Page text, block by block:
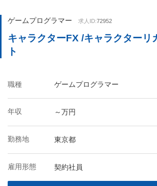
ゲームプログラマー 求人ID:72952
キャラクターFX /キャラクターリ
ト
職種 ゲームプログラマー
年収 ～万円
勤務地 東京都
雇用形態 契約社員